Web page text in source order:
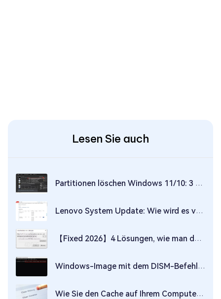
Lesen Sie auch
Partitionen löschen Windows 11/10: 3 Wege (GUI & Diskpart) [2026]
Lenovo System Update: Wie wird es verwendet?
【Fixed 2026】4 Lösungen, wie man den Laufwerksbuchstaben in Windows 10 ohne Datenverlust ändert
Windows-Image mit dem DISM-Befehl reparieren
Wie Sie den Cache auf Ihrem Computer löschen